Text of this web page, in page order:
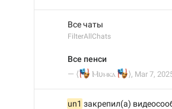
Все чаты
FilterAllChats
Все пенси
— ⟨
🎭
Ⲙυⲙⲕⲁ
🎭
⟩, Mar 7,
un1 закрепил(а)